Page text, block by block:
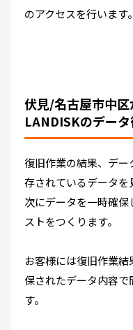
のアクセスを行います。
伏見/名古屋市中
LANDISKのデー
復旧作業の結果、デ
存されているデータを
次にデータを一時確
ストをつくります。
お客様には復旧作業
保されたデータ内容
す。